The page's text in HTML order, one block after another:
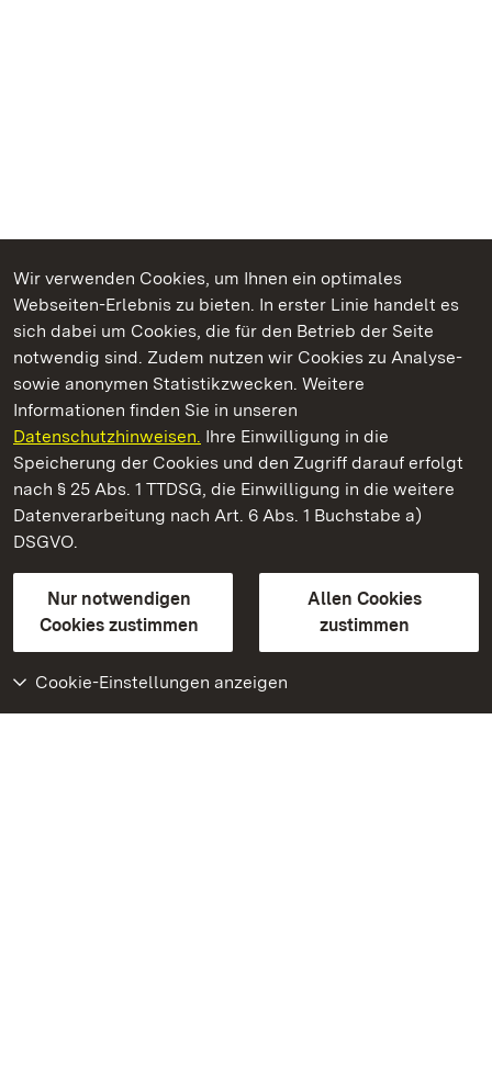
Wir verwenden Cookies, um Ihnen ein optimales
Webseiten-Erlebnis zu bieten. In erster Linie handelt es
sich dabei um Cookies, die für den Betrieb der Seite
notwendig sind. Zudem nutzen wir Cookies zu Analyse-
sowie anonymen Statistikzwecken. Weitere
Informationen finden Sie in unseren
Datenschutzhinweisen. Ihre Einwilligung in die
Speicherung der Cookies und den Zugriff darauf erfolgt
nach § 25 Abs. 1 TTDSG, die Einwilligung in die weitere
Datenverarbeitung nach Art. 6 Abs. 1 Buchstabe a)
DSGVO.
Nur notwendigen
Cookies zustimmen
Allen Cookies
zustimmen
Cookie-Einstellungen anzeigen
Kommen. Staunen. Genießen.
Staatliche Schlösser und Gärten Baden‑Württemberg
Staatliche Schlösser und Gärten Baden-Württemberg
Kontakt
GebärdenspracheLeichte Sprache
Erklärung zur Barrierefreiheit
BITV-konform (geprüfte Seiten)
Weiteres